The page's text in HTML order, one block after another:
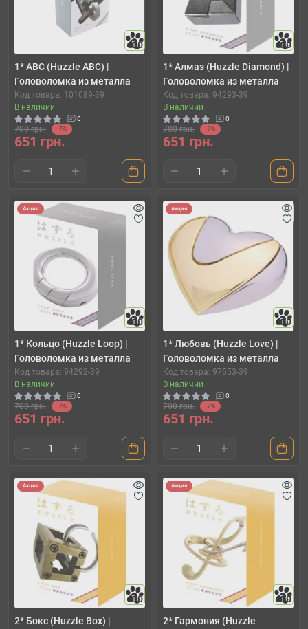
10
1* ABC (Huzzle ABC) |
Головоломка из металла
Код товара: 101089-39
В наличии
0
700 грн. -7%
651 грн.
10
1* Алмаз (Huzzle Diamond) |
Головоломка из металла
Код товара: 94293-39
В наличии
0
700 грн. -7%
651 грн.
Акция
10
1* Кольцо (Huzzle Loop) |
Головоломка из металла
Код товара: 94292-39
В наличии
0
700 грн. -7%
651 грн.
Акция
10
1* Любовь (Huzzle Love) |
Головоломка из металла
Код товара: 97553-39
В наличии
0
700 грн. -7%
651 грн.
Акция
10
2* Бокс (Huzzle Box) |
Акция
10
2* Гармония (Huzzle